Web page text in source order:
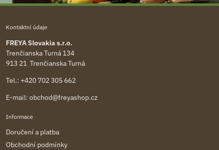
Kontaktní údaje
FREYA Slovakia s.r.o.
Trenčianska Turná 134
913 21 Trenčianska Turná
Tel.: +420 702 305 662
E-mail: obchod@freyashop.cz
Informace
Doručení a platba
Obchodní podmínky